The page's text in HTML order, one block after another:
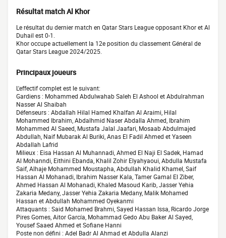
Résultat match Al Khor
Le résultat du dernier match en Qatar Stars League opposant Khor et Al
Duhail est 0-1.
Khor occupe actuellement la 12e position du classement Général de
Qatar Stars League 2024/2025.
Principaux joueurs
L'effectif complet est le suivant:
Gardiens : Mohammed Abdulwahab Saleh El Ashool et Abdulrahman
Nasser Al Shaibah
Défenseurs : Abdallah Hilal Hamed Khalfan Al Araimi, Hilal
Mohammed Ibrahim, Abdalhmid Naser Abdalla Ahmed, Ibrahim
Mohammed Al Saeed, Mustafa Jalal Jaafari, Mosaab Abdulmajed
Abdullah, Naif Mubarak Al Buriki, Anas El Fadil Ahmed et Yaseen
Abdallah Lafrid
Milieux : Eisa Hassan Al Muhannadi, Ahmed El Naji El Sadek, Hamad
Al Mohanndi, Eithini Ebanda, Khalil Zohir Elyahyaoui, Abdulla Mustafa
Saif, Alhaje Mohammed Moustapha, Abdullah Khalid Khamel, Saif
Hassan Al Mohanadi, Ibrahim Nasser Kala, Tamer Gamal El Ziber,
Ahmed Hassan Al Mohanadi, Khaled Masoud Karib, Jasser Yehia
Zakaria Medany, Jasser Yehia Zakaria Medany, Malik Mohamed
Hassan et Abdullah Mohammed Oyekanmi
Attaquants : Said Mohamed Brahmi, Sayed Hassan Issa, Ricardo Jorge
Pires Gomes, Aitor García, Mohammad Gedo Abu Baker Al Sayed,
Yousef Saaed Ahmed et Sofiane Hanni
Poste non défini : Adel Badr Al Ahmad et Abdulla Alanzi